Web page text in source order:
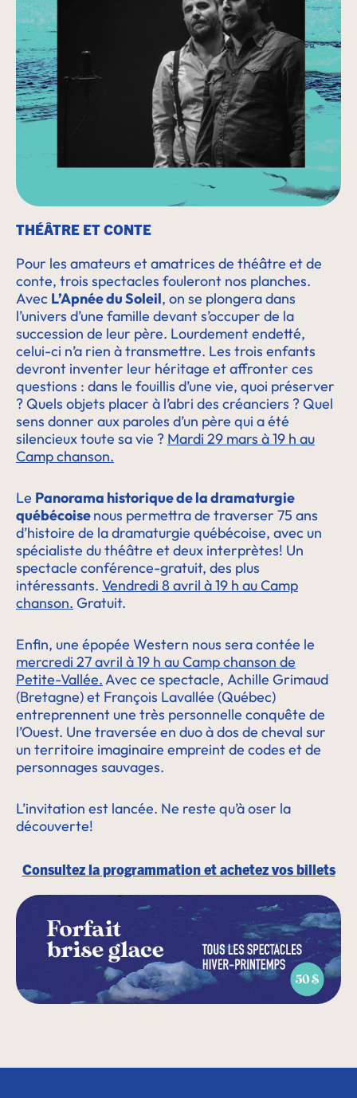
THÉÂTRE ET CONTE
Pour les amateurs et amatrices de théâtre et de
conte, trois spectacles fouleront nos planches.
Avec L’Apnée du Soleil, on se plongera dans
l’univers d’une famille devant s’occuper de la
succession de leur père. Lourdement endetté,
celui-ci n’a rien à transmettre. Les trois enfants
devront inventer leur héritage et affronter ces
questions : dans le fouillis d’une vie, quoi préserver
? Quels objets placer à l’abri des créanciers ? Quel
sens donner aux paroles d’un père qui a été
silencieux toute sa vie ? Mardi 29 mars à 19 h au
Camp chanson.
Le Panorama historique de la dramaturgie
québécoisenous permettra de traverser 75 ans
d’histoire de la dramaturgie québécoise, avec un
spécialiste du théâtre et deux interprètes! Un
spectacle conférence-gratuit, des plus
intéressants. Vendredi 8 avril à 19 h au Camp
chanson. Gratuit.
Enfin, une épopée Western nous sera contée le
mercredi 27 avril à 19 h au Camp chanson de
Petite-Vallée.Avec ce spectacle, Achille Grimaud
(Bretagne) et François Lavallée (Québec)
entreprennent une très personnelle conquête de
l’Ouest. Une traversée en duo à dos de cheval sur
un territoire imaginaire empreint de codes et de
personnages sauvages.
L’invitation est lancée. Ne reste qu’à oser la
découverte!
Consultez la programmation et achetez vos billets